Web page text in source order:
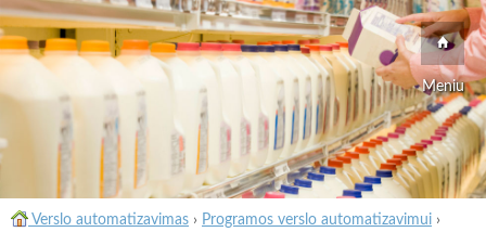
Meniu
Verslo automatizavimas › Programos verslo automatizavimui ›